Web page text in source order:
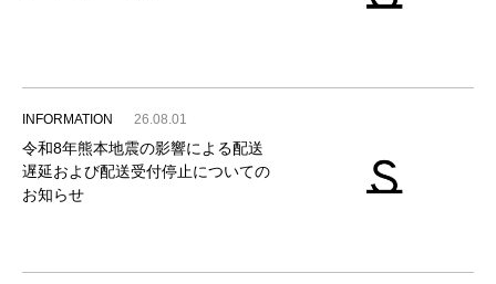
INFORMATION 26.08.01
令和8年熊本地震の影響による配送
遅延および配送受付停止についての
お知らせ